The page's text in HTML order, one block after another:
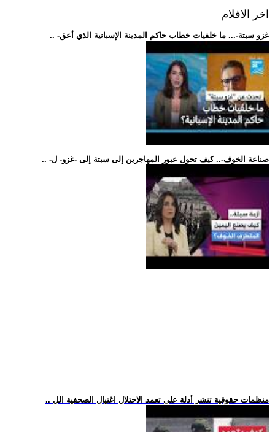
اخر الافلام
.. -غزو سبتة-... ما خلفيات خطاب حاكم المدينة الإسبانية الذي أعق
.. -صناعة الخوف-.. كيف تحول عبور المهاجرين إلى سبتة إلى -غزو- ل
.. منظمات حقوقية تنشر أدلة على تعمد الاحتلال اغتيال الصحفية الل